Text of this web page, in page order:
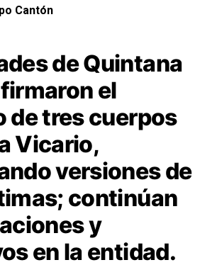
Cantón
de Quintana
el
de tres cuerpos
Vicario,
versiones de
continúan
y
en la entidad.